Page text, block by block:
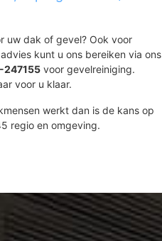
uw dak of gevel? Ook voor
kunt u ons bereiken via ons
voor gevelreiniging.
voor u klaar.
werkt dan is de kans op
regio en omgeving.